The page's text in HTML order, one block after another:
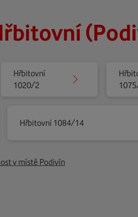
Hřbitovní
1020/2
Hřbitovní 1084/14
v místě Podivín